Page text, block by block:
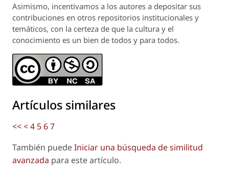
Asimismo, incentivamos a los autores a depositar sus
contribuciones en otros repositorios institucionales y
temáticos, con la certeza de que la cultura y el
conocimiento es un bien de todos y para todos.
Artículos similares
<<<4 567
También puedeIniciar una búsqueda de similitud
avanzada para este artículo.